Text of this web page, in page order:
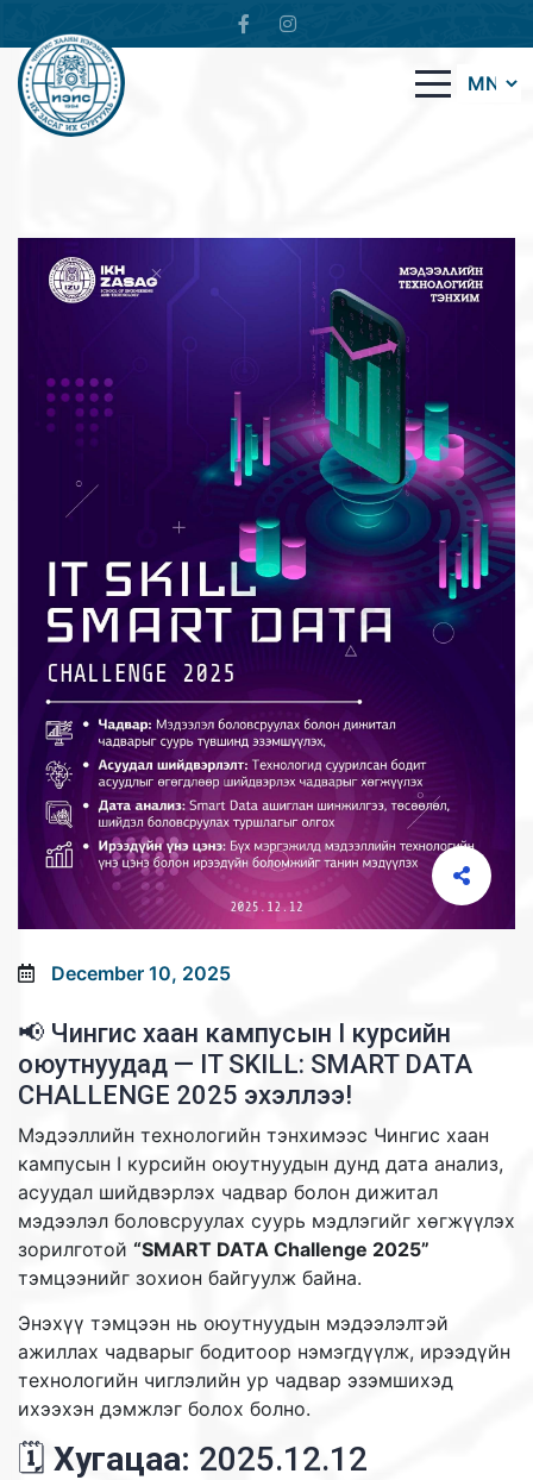
December 10, 2025
📢 Чингис хаан кампусын I курсийн
оюутнуудад — IT SKILL: SMART DATA
CHALLENGE 2025 эхэллээ!
Мэдээллийн технологийн тэнхимээс Чингис хаан
кампусын I курсийн оюутнуудын дунд дата анализ,
асуудал шийдвэрлэх чадвар болон дижитал
мэдээлэл боловсруулах суурь мэдлэгийг хөгжүүлэх
зорилготой “SMART DATA Challenge 2025”
тэмцээнийг зохион байгуулж байна.
Энэхүү тэмцээн нь оюутнуудын мэдээлэлтэй
ажиллах чадварыг бодитоор нэмэгдүүлж, ирээдүйн
технологийн чиглэлийн ур чадвар эзэмшихэд
ихээхэн дэмжлэг болох болно.
🗓 Хугацаа: 2025.12.12